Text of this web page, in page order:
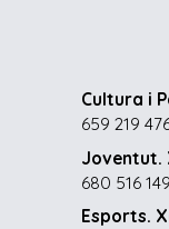
Cultura i
659 219
Joventut.
680 516
Esports.